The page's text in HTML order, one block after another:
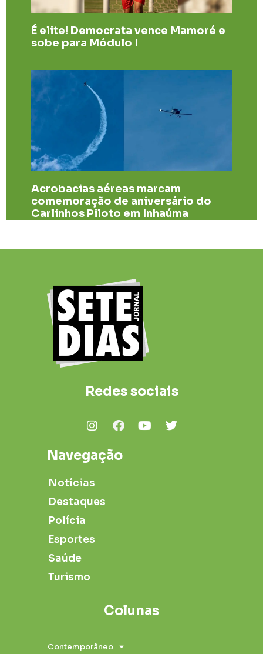
É elite! Democrata vence Mamoré e
sobe para Módulo I
Acrobacias aéreas marcam
comemoração de aniversário do
Carlinhos Piloto em Inhaúma
Redes sociais
Navegação
Notícias
Destaques
Polícia
Esportes
Saúde
Turismo
Colunas
Contemporâneo